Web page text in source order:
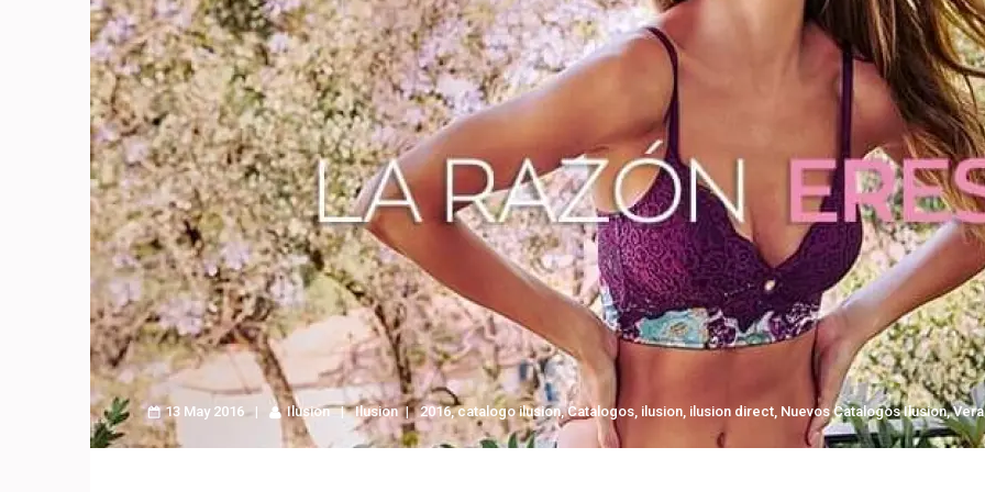
13 May 2016 Ilusion Ilusion 2016,catalogo ilusion,Catalogos, ilusion, ilusion direct, Nuevos Catalogos Ilusion,